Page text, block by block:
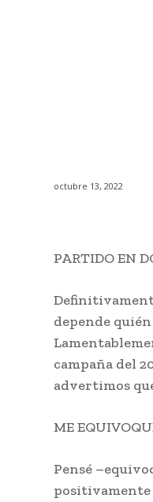
octubre 13, 2022
PARTIDO EN
depende
campaña del
advertimos
ME
Pensé
positivamente